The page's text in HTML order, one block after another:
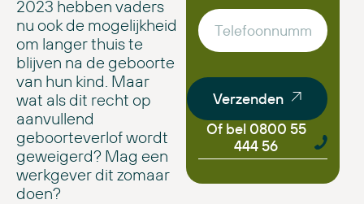
2023 hebben vaders
nu ook de mogelijkheid
om langer thuis te
blijven na de geboorte
van hun kind. Maar
wat als dit recht op
aanvullend
geboorteverlof wordt
geweigerd? Mag een
werkgever dit zomaar
doen?
Verzenden
Of bel 0800 55
444 56